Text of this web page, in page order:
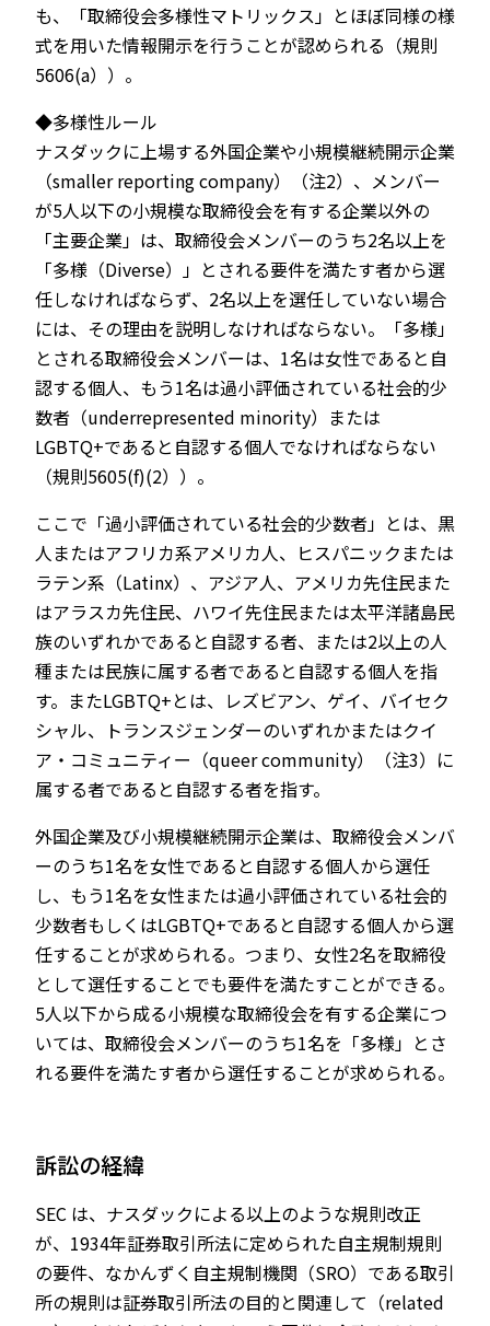
も、「取締役会多様性マトリックス」とほぼ同様の様
式を用いた情報開示を行うことが認められる（規則
5606(a））。
◆多様性ルール
ナスダックに上場する外国企業や小規模継続開示企業
（smaller reporting company）（注2）、メンバー
が5人以下の小規模な取締役会を有する企業以外の
「主要企業」は、取締役会メンバーのうち2名以上を
「多様（Diverse）」とされる要件を満たす者から選
任しなければならず、2名以上を選任していない場合
には、その理由を説明しなければならない。「多様」
とされる取締役会メンバーは、1名は女性であると自
認する個人、もう1名は過小評価されている社会的少
数者（underrepresented minority）または
LGBTQ+であると自認する個人でなければならない
（規則5605(f)(2））。
ここで「過小評価されている社会的少数者」とは、黒
人またはアフリカ系アメリカ人、ヒスパニックまたは
ラテン系（Latinx）、アジア人、アメリカ先住民また
はアラスカ先住民、ハワイ先住民または太平洋諸島民
族のいずれかであると自認する者、または2以上の人
種または民族に属する者であると自認する個人を指
す。またLGBTQ+とは、レズビアン、ゲイ、バイセク
シャル、トランスジェンダーのいずれかまたはクイ
ア・コミュニティー（queer community）（注3）に
属する者であると自認する者を指す。
外国企業及び小規模継続開示企業は、取締役会メンバ
ーのうち1名を女性であると自認する個人から選任
し、もう1名を女性または過小評価されている社会的
少数者もしくはLGBTQ+であると自認する個人から選
任することが求められる。つまり、女性2名を取締役
として選任することでも要件を満たすことができる。
5人以下から成る小規模な取締役会を有する企業につ
いては、取締役会メンバーのうち1名を「多様」とさ
れる要件を満たす者から選任することが求められる。
訴訟の経緯
SEC は、ナスダックによる以上のような規則改正
が、1934年証券取引所法に定められた自主規制規則
の要件、なかんずく自主規制機関（SRO）である取引
所の規則は証券取引所法の目的と関連して（related